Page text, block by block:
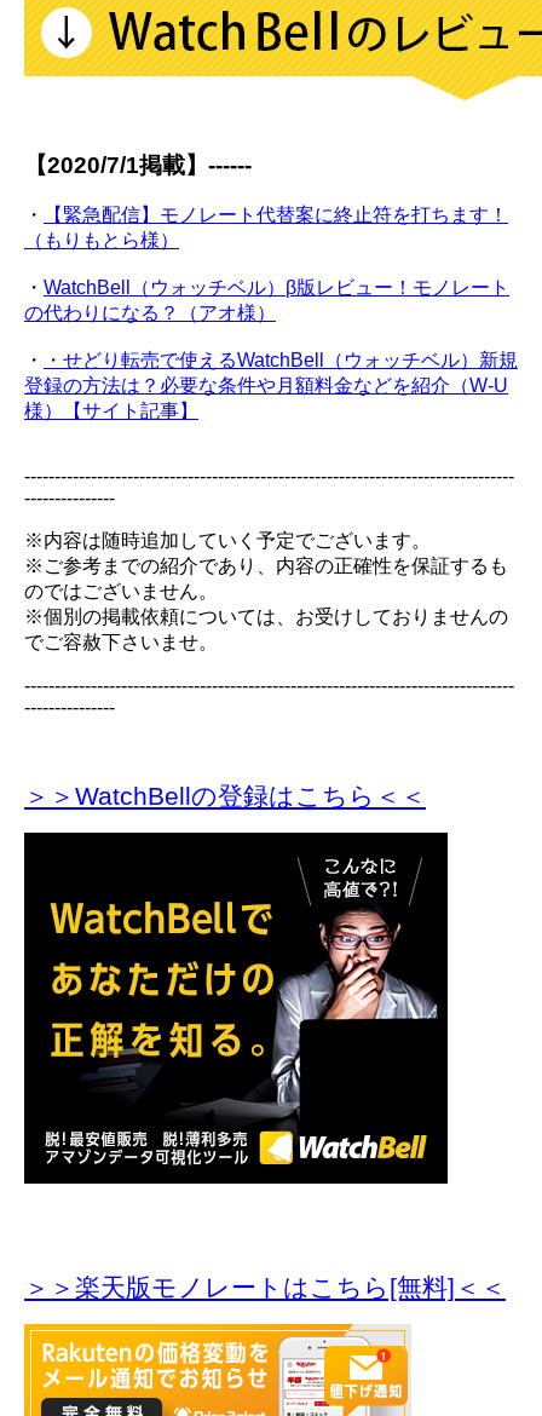
【2020/7/1掲載】------
・
【緊急配信】モノレート代替案に終止符を打ちます！
（もりもとら様）
・ WatchBell（ウォッチベル）β版レビュー！モノレート
の代わりになる？（アオ様）
・
・せどり転売で使えるWatchBell（ウォッチベル）新規
登録の方法は？必要な条件や月額料金などを紹介（W-U
様）【サイト記事】
---------------------------------------------------------------------------------
---------------
※内容は随時追加していく予定でございます。
※ご参考までの紹介であり、内容の正確性を保証するも
のではございません。
※個別の掲載依頼については、お受けしておりませんの
でご容赦下さいませ。
---------------------------------------------------------------------------------
---------------
＞＞WatchBellの登録はこちら＜＜
＞＞楽天版モノレートはこちら[無料]＜＜